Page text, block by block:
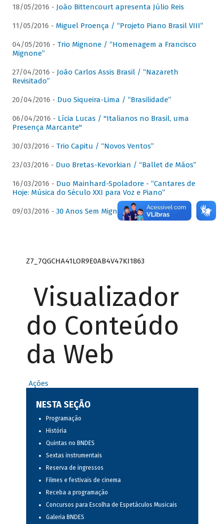
18/05/2016 - João Bittencourt apresenta Júlio Reis
11/05/2016 - Miguel Proença / “Projeto Piano Brasil VIII”
04/05/2016 - Trio Mignone / “Homenagem a Francisco
Mignone”
27/04/2016 - João Carlos Assis Brasil / “Nazareth
Revisitado”
20/04/2016 - Duo Siqueira-Lima / “Brasilidade”
06/04/2016 - Lícia Lucas / "Italianos no Brasil, uma
Presença Marcante"
30/03/2016 - Trio Capitu / “Novos Ventos”
23/03/2016 - Duo Bretas-Kevorkian / “Ballet de Mãos”
16/03/2016 - Duo Mainhard-Spoladore - “Cantares de
Hoje: Música do Século XXI para Voz e Piano”
09/03/2016 - 30 Anos Sem Mignone
Z7_7QGCHA41LOR9E0AB4V47KI1863
Visualizador
do Conteúdo
da Web
Ações
NESTA SEÇÃO
Programação
História
Quintas no BNDES
Sextas instrumentais
Reserva de ingressos
Filmes e festivais de cinema
Receba a programação
Concursos para Escolha de Espetáculos Musicais
Galeria BNDES